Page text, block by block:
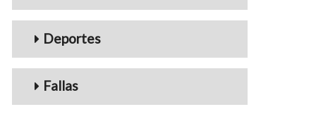
Deportes
Fallas